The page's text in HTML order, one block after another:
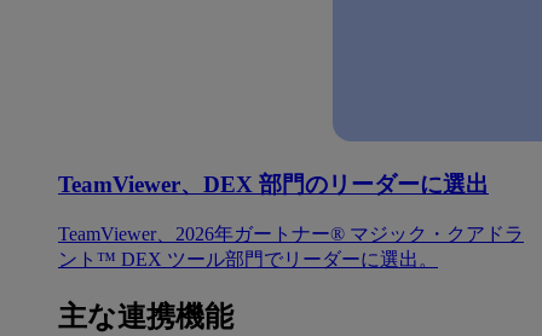
TeamViewer、DEX 部門のリーダーに選出
TeamViewer、2026年ガートナー® マジック・クアドラ
ント™ DEX ツール部門でリーダーに選出。
主な連携機能